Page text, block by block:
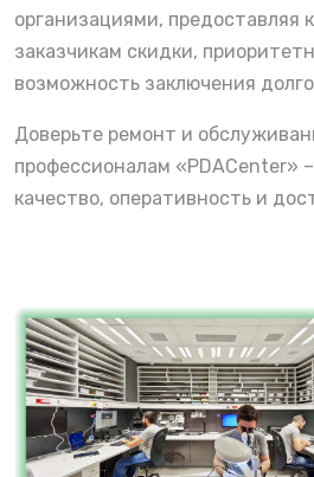
организациями, предоставляя
заказчикам скидки,
возможность заключения
Доверьте ремонт и
профессионалам «PDACenter»
качество, оперативность и